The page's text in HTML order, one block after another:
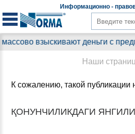
Информационно -
деньги с предприятий.
К сожалению, такой публикации
ҚОНУНЧИЛИКДАГИ
Наши